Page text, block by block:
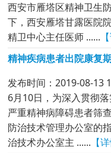
西安市雁塔区精神卫生
下，西安雁塔甘露医院
精卫中心主任医师 ......
精神疾病患者出院康复
发布时间：2019-08-13
6月10日，为深入贯彻
严重精神病障碍患者筛
防治技术管理办公室的
治技术办公室主 ...... 【